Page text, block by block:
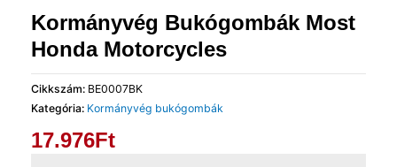
Kormányvég Bukógombák Most
Honda Motorcycles
Cikkszám: BE0007BK
Kategória: Kormányvég bukógombák
17.976Ft